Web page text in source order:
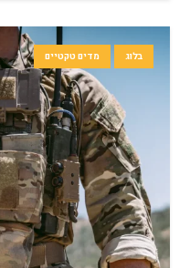
בלוג מדים טקטיים